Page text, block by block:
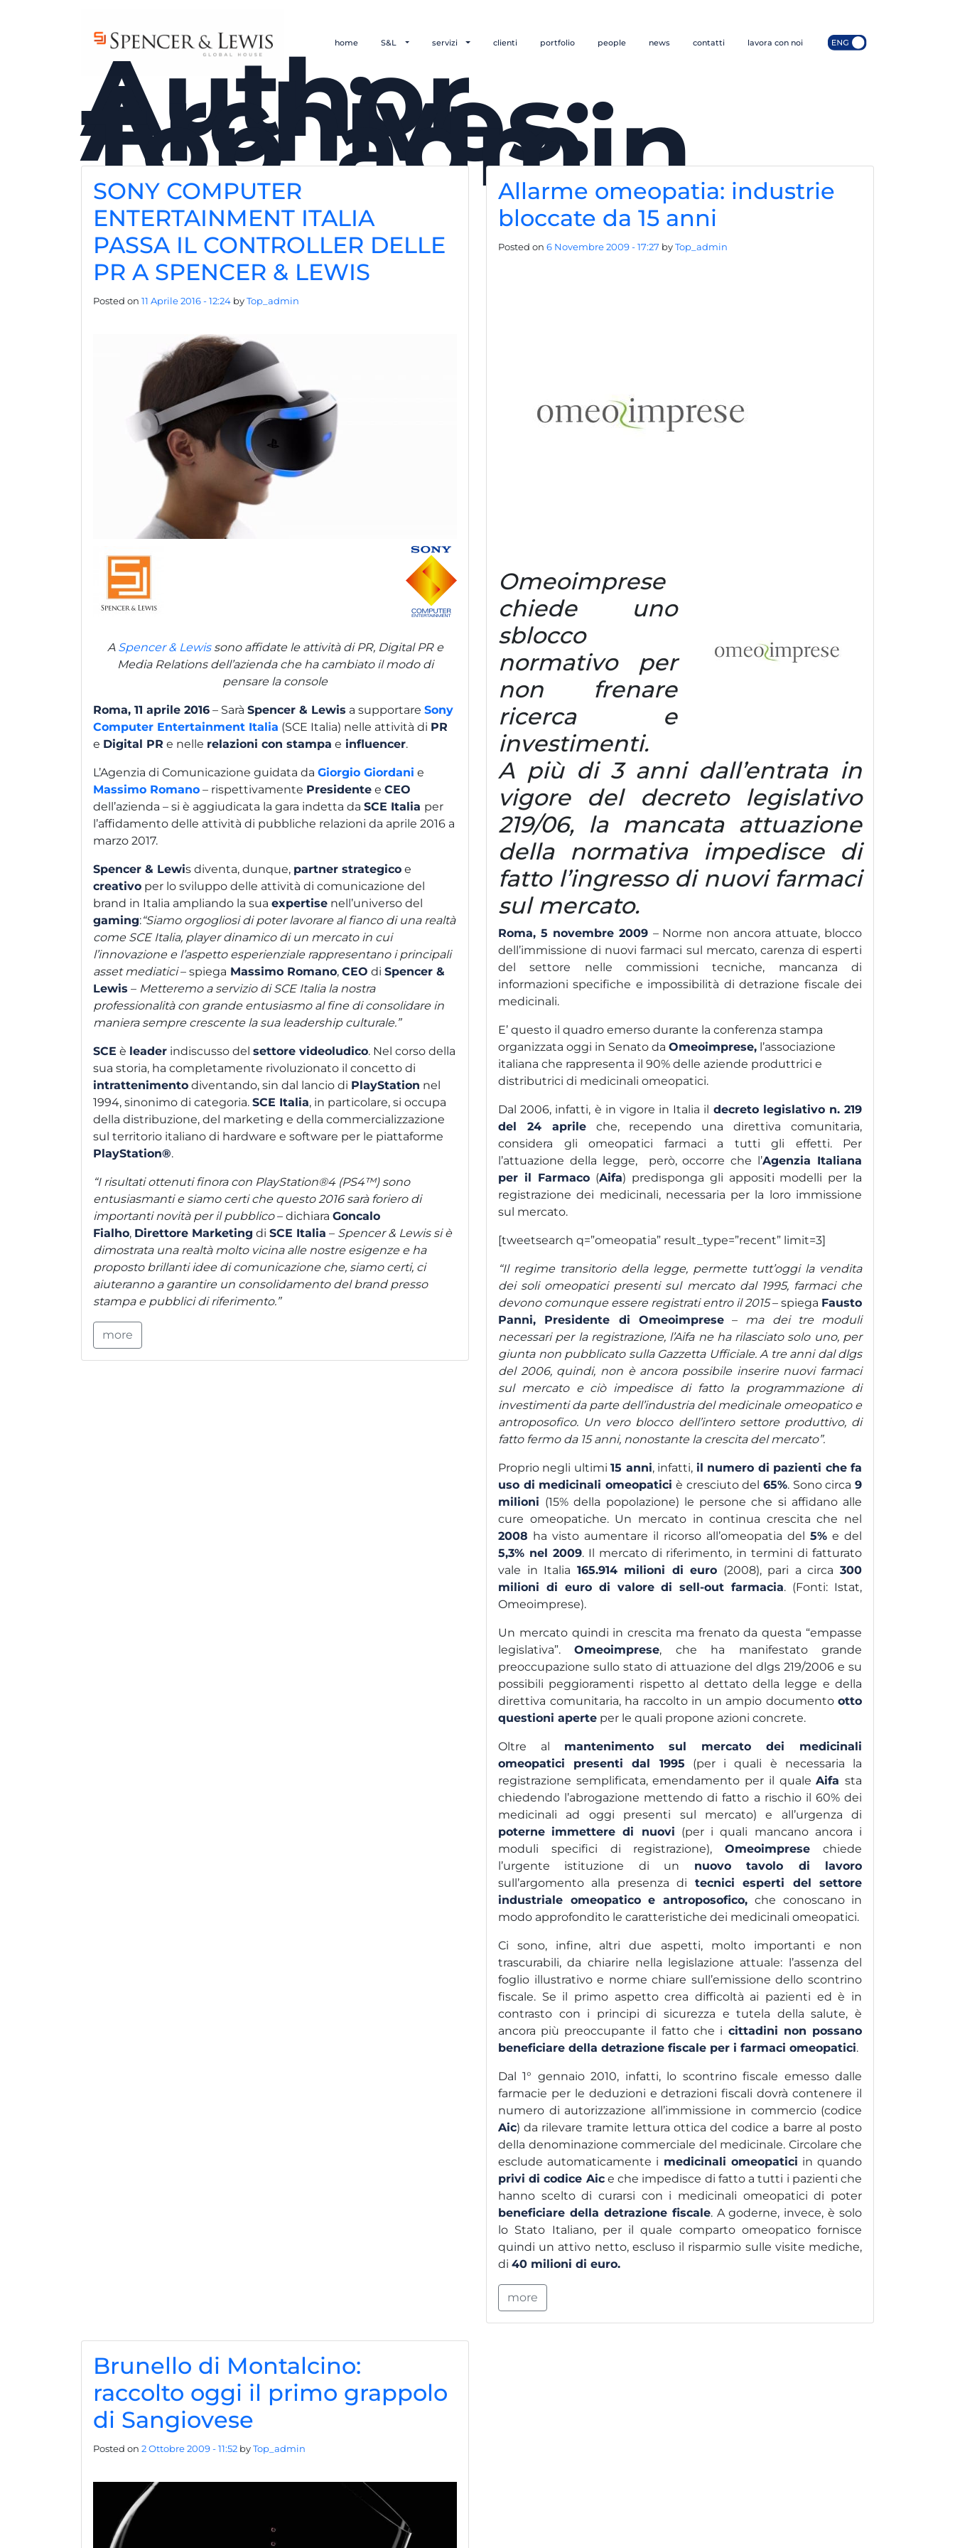
home S&L servizi clienti portfolio people news contatti lavora con noi
Author
Archives:
Top_admin
SONY COMPUTER
ENTERTAINMENT ITALIA
PASSA IL CONTROLLER DELLE
PR A SPENCER & LEWIS
Posted on 11 Aprile 2016 - 12:24 byTop_admin
A Spencer & Lewissono affidate le attività di PR, Digital PR e
Media Relations dell’azienda che ha cambiato il modo di
pensare la console
Roma, 11 aprile 2016 – Sarà Spencer & Lewis a supportare Sony
Computer Entertainment Italia (SCE Italia) nelle attività di PR
e Digital PR e nelle relazioni con stampa e influencer.
L’Agenzia di Comunicazione guidata da Giorgio Giordani e
Massimo Romano – rispettivamente Presidente e CEO
dell’azienda – si è aggiudicata la gara indetta da SCE Italia per
l’affidamento delle attività di pubbliche relazioni da aprile 2016 a
marzo 2017.
Spencer & Lewis diventa, dunque, partner strategico e
creativo per lo sviluppo delle attività di comunicazione del
brand in Italia ampliando la sua expertise nell’universo del
gaming:“Siamo orgogliosi di poter lavorare al fianco di una realtà
come SCE Italia, player dinamico di un mercato in cui
l’innovazione e l’aspetto esperienziale rappresentano i principali
asset mediatici– spiega Massimo Romano, CEO di Spencer &
Lewis – Metteremo a servizio di SCE Italia la nostra
professionalità con grande entusiasmo al fine di consolidare in
maniera sempre crescente la sua leadership culturale.”
SCE è leader indiscusso del settore videoludico. Nel corso della
sua storia, ha completamente rivoluzionato il concetto di
intrattenimento diventando, sin dal lancio di PlayStation nel
1994, sinonimo di categoria. SCE Italia, in particolare, si occupa
della distribuzione, del marketing e della commercializzazione
sul territorio italiano di hardware e software per le piattaforme
PlayStation®.
“I risultati ottenuti finora con PlayStation®4 (PS4™) sono
entusiasmanti e siamo certi che questo 2016 sarà foriero di
importanti novità per il pubblico– dichiara Goncalo
Fialho, Direttore Marketing di SCE Italia – Spencer & Lewis si è
dimostrata una realtà molto vicina alle nostre esigenze e ha
proposto brillanti idee di comunicazione che, siamo certi, ci
aiuteranno a garantire un consolidamento del brand presso
stampa e pubblici di riferimento.”
more
Allarme omeopatia: industrie
bloccate da 15 anni
Posted on 6 Novembre 2009 - 17:27 byTop_admin
Omeoimprese
chiede uno
sblocco
normativo per
non frenare
ricerca e
investimenti.
A più di 3 anni dall’entrata in
vigore del decreto legislativo
219/06, la mancata attuazione
della normativa impedisce di
fatto l’ingresso di nuovi farmaci
sul mercato.
Roma, 5 novembre 2009 – Norme non ancora attuate, blocco
dell’immissione di nuovi farmaci sul mercato, carenza di esperti
del settore nelle commissioni tecniche, mancanza di
informazioni specifiche e impossibilità di detrazione fiscale dei
medicinali.
E’ questo il quadro emerso durante la conferenza stampa
organizzata oggi in Senato da Omeoimprese, l’associazione
italiana che rappresenta il 90% delle aziende produttrici e
distributrici di medicinali omeopatici.
Dal 2006, infatti, è in vigore in Italia il decreto legislativo n. 219
del 24 aprileche, recependo una direttiva comunitaria,
considera gli omeopatici farmaci a tutti gli effetti. Per
l’attuazione della legge, però, occorre che l’Agenzia Italiana
per il Farmaco (Aifa) predisponga gli appositi modelli per la
registrazione dei medicinali, necessaria per la loro immissione
sul mercato.
[tweetsearch q=”omeopatia” result_type=”recent” limit=3]
“Il regime transitorio della legge, permette tutt’oggi la vendita
dei soli omeopatici presenti sul mercato dal 1995, farmaci che
devono comunque essere registrati entro il 2015– spiega Fausto
Panni, Presidente di Omeoimprese– ma dei tre moduli
necessari per la registrazione, l’Aifa ne ha rilasciato solo uno, per
giunta non pubblicato sulla Gazzetta Ufficiale. A tre anni dal dlgs
del 2006, quindi, non è ancora possibile inserire nuovi farmaci
sul mercato e ciò impedisce di fatto la programmazione di
investimenti da parte dell’industria del medicinale omeopatico e
antroposofico. Un vero blocco dell’intero settore produttivo, di
fatto fermo da 15 anni, nonostante la crescita del mercato”.
Proprio negli ultimi15 anni, infatti, il numero di pazienti che fa
uso di medicinali omeopatici è cresciuto del 65%. Sono circa9
milioni (15% della popolazione) le persone che si affidano alle
cure omeopatiche. Un mercato in continua crescita che nel
2008 ha visto aumentare il ricorso all’omeopatia del 5% e del
5,3% nel 2009. Il mercato di riferimento, in termini di fatturato
vale in Italia 165.914 milioni di euro (2008), pari a circa300
milioni di euro di valore di sell-out farmacia. (Fonti: Istat,
Omeoimprese).
Un mercato quindi in crescita ma frenato da questa “empasse
legislativa”.Omeoimprese, che ha manifestato grande
preoccupazione sullo stato di attuazione del dlgs 219/2006 e su
possibili peggioramenti rispetto al dettato della legge e della
direttiva comunitaria, ha raccolto in un ampio documento otto
questioni aperte per le quali propone azioni concrete.
Oltre al mantenimento sul mercato dei medicinali
omeopatici presenti dal 1995 (per i quali è necessaria la
registrazione semplificata, emendamento per il qualeAifasta
chiedendo l’abrogazione mettendo di fatto a rischio il 60% dei
medicinali ad oggi presenti sul mercato) e all’urgenza di
poterne immettere di nuovi (per i quali mancano ancora i
moduli specifici di registrazione),Omeoimprese chiede
l’urgente istituzione di un nuovo tavolo di lavoro
sull’argomento alla presenza di tecnici esperti del settore
industriale omeopatico e antroposofico, che conoscano in
modo approfondito le caratteristiche dei medicinali omeopatici.
Ci sono, infine, altri due aspetti, molto importanti e non
trascurabili, da chiarire nella legislazione attuale: l’assenza del
foglio illustrativo e norme chiare sull’emissione dello scontrino
fiscale. Se il primo aspetto crea difficoltà ai pazienti ed è in
contrasto con i principi di sicurezza e tutela della salute, è
ancora più preoccupante il fatto che i cittadini non possano
beneficiare della detrazione fiscale per i farmaci omeopatici.
Dal 1° gennaio 2010, infatti, lo scontrino fiscale emesso dalle
farmacie per le deduzioni e detrazioni fiscali dovrà contenere il
numero di autorizzazione all’immissione in commercio (codice
Aic) da rilevare tramite lettura ottica del codice a barre al posto
della denominazione commerciale del medicinale. Circolare che
esclude automaticamente i medicinali omeopatici in quando
privi di codice Aice che impedisce di fatto a tutti i pazienti che
hanno scelto di curarsi con i medicinali omeopatici di poter
beneficiare della detrazione fiscale. A goderne, invece, è solo
lo Stato Italiano, per il quale comparto omeopatico fornisce
quindi un attivo netto, escluso il risparmio sulle visite mediche,
di 40 milioni di euro.
more
Brunello di Montalcino:
raccolto oggi il primo grappolo
di Sangiovese
Posted on 2 Ottobre 2009 - 11:52 byTop_admin